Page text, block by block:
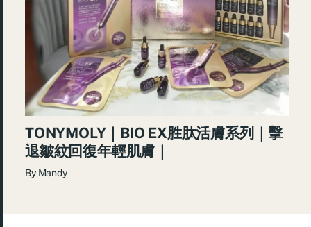
TONYMOLY｜BIO EX胜肽活膚系列｜擊
退皺紋回復年輕肌膚｜
By Mandy